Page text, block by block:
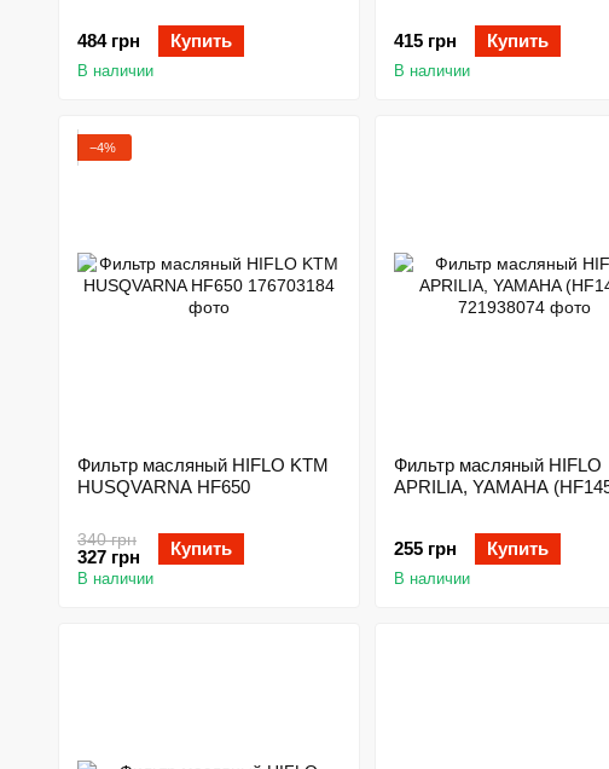
484 грн Купить
В наличии
415 грн Купить
В наличии
−4%
Фильтр масляный HIFLO KTM
HUSQVARNA HF650
340 грн
327 грн Купить
В наличии
Фильтр масляный HIFLO
APRILIA, YAMAHA
255 грн Купить
В наличии